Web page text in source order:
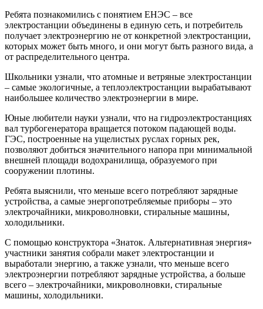
Ребята познакомились с понятием ЕНЭС – все
электростанции объединены в единую сеть, и потребитель
получает электроэнергию не от конкретной электростанции,
которых может быть много, и они могут быть разного вида, а
от распределительного центра.
Школьники узнали, что атомные и ветряные электростанции
– самые экологичные, а теплоэлектростанции вырабатывают
наибольшее количество электроэнергии в мире.
Юные любители науки узнали, что на гидроэлектростанциях
вал турбогенератора вращается потоком падающей воды.
ГЭС, построенные на ущелистых руслах горных рек,
позволяют добиться значительного напора при минимальной
внешней площади водохранилища, образуемого при
сооружении плотины.
Ребята выяснили, что меньше всего потребляют зарядные
устройства, а самые энергопотребляемые приборы – это
электрочайники, микроволновки, стиральные машины,
холодильники.
С помощью конструктора «Знаток. Альтернативная энергия»
участники занятия собрали макет электростанции и
выработали энергию, а также узнали, что меньше всего
электроэнергии потребляют зарядные устройства, а больше
всего – электрочайники, микроволновки, стиральные
машины, холодильники.